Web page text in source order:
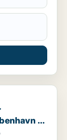
til salg i
K,